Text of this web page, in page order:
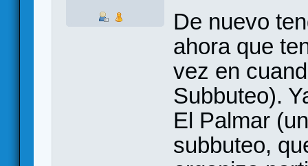
De nuevo
ahora que
vez en
Subbuteo).
El Palmar
subbuteo,